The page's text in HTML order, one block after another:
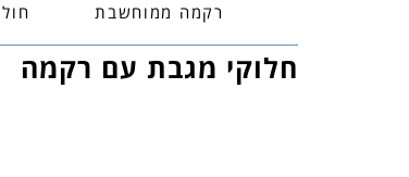
רקמה ממוחשבת
חלוקי מגבת עם רקמה